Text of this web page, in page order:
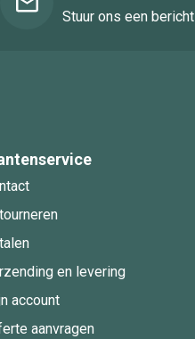
Stuur ons een bericht
en levering
account
aanvragen